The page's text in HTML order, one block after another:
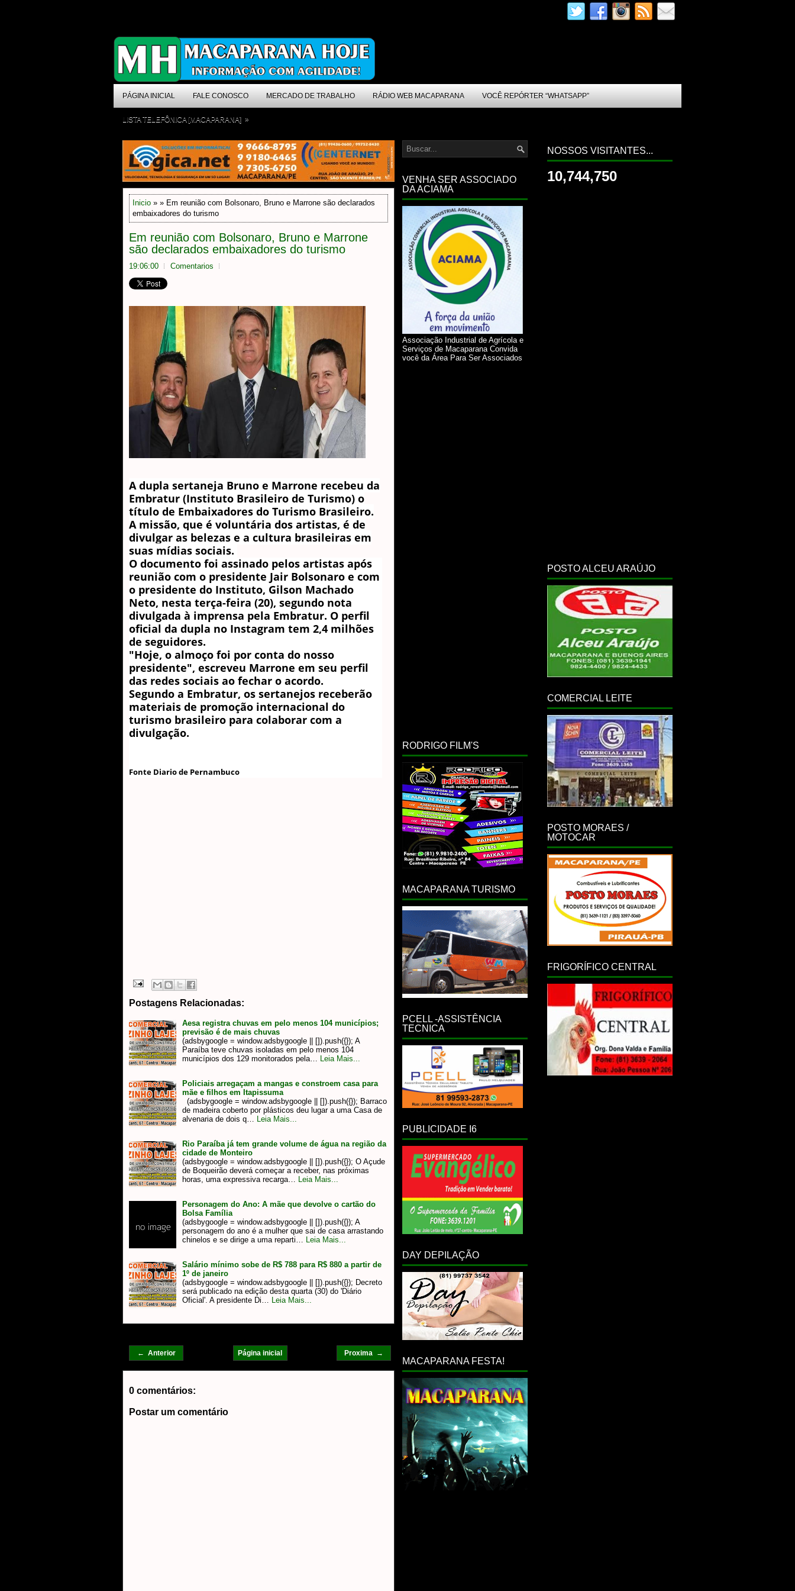
PÁGINA INICIAL FALE CONOSCO MERCADO DE TRABALHO RÁDIO WEB MACAPARANA VOCÊ REPÓRTER “WHATSAPP”
LISTA TELEFÔNICA [MACAPARANA] »
Inicio » » Em reunião com Bolsonaro, Bruno e Marrone são declarados
embaixadores do turismo
Em reunião com Bolsonaro, Bruno e Marrone
são declarados embaixadores do turismo
19:06:00 Comentarios
A dupla sertaneja Bruno e Marrone recebeu da
Embratur (Instituto Brasileiro de Turismo) o
título de Embaixadores do Turismo Brasileiro.
A missão, que é voluntária dos artistas, é de
divulgar as belezas e a cultura brasileiras em
suas mídias sociais.
O documento foi assinado pelos artistas após
reunião com o presidente Jair Bolsonaro e com
o presidente do Instituto, Gilson Machado
Neto, nesta terça-feira (20), segundo nota
divulgada à imprensa pela Embratur. O perfil
oficial da dupla no Instagram tem 2,4 milhões
de seguidores.
"Hoje, o almoço foi por conta do nosso
presidente", escreveu Marrone em seu perfil
das redes sociais ao fechar o acordo.
Segundo a Embratur, os sertanejos receberão
materiais de promoção internacional do
turismo brasileiro para colaborar com a
divulgação.
Fonte Diario de Pernambuco
Postagens Relacionadas:
Aesa registra chuvas em pelo menos 104 municípios;
previsão é de mais chuvas
(adsbygoogle = window.adsbygoogle || []).push({}); A
Paraíba teve chuvas isoladas em pelo menos 104
municípios dos 129 monitorados pela…
Leia Mais...
Policiais arregaçam a mangas e constroem casa para
mãe e filhos em Itapissuma
(adsbygoogle = window.adsbygoogle || []).push({}); Barraco
de madeira coberto por plásticos deu lugar a uma Casa de
alvenaria de dois q…
Leia Mais...
Rio Paraíba já tem grande volume de água na região da
cidade de Monteiro
(adsbygoogle = window.adsbygoogle || []).push({}); O Açude
de Boqueirão deverá começar a receber, nas próximas
horas, uma expressiva recarga…
Leia Mais...
Personagem do Ano: A mãe que devolve o cartão do
Bolsa Família
(adsbygoogle = window.adsbygoogle || []).push({}); A
personagem do ano é a mulher que sai de casa arrastando
chinelos e se dirige a uma reparti…
Leia Mais...
Salário mínimo sobe de R$ 788 para R$ 880 a partir de
1º de janeiro
(adsbygoogle = window.adsbygoogle || []).push({}); Decreto
será publicado na edição desta quarta (30) do 'Diário
Oficial'. A presidente Di…
Leia Mais...
← Anterior Proxima →
Página inicial
0 comentários:
Postar um comentário
VENHA SER ASSOCIADO
DA ACIAMA
Associação Industrial de Agrícola e
Serviços de Macaparana Convida
você da Área Para Ser Associados
RODRIGO FILM'S
MACAPARANA TURISMO
PCELL -ASSISTÊNCIA
TECNICA
PUBLICIDADE I6
DAY DEPILAÇÃO
MACAPARANA FESTA!
NOSSOS VISITANTES...
10,744,750
POSTO ALCEU ARAÚJO
COMERCIAL LEITE
POSTO MORAES /
MOTOCAR
FRIGORÍFICO CENTRAL